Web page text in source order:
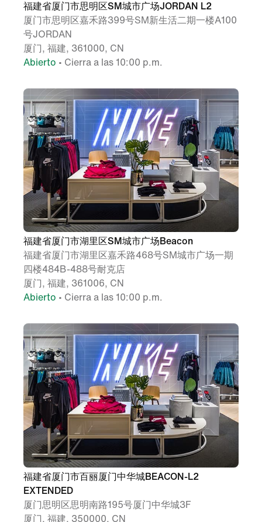
福建省厦门市思明区SM城市广场JORDAN L2
厦门市思明区嘉禾路399号SM新生活二期一楼A100
号JORDAN
厦门, 福建, 361000, CN
Abierto • Cierra a las 10:00 p.m.
福建省厦门市湖里区SM城市广场Beacon
福建省厦门市湖里区嘉禾路468号SM城市广场一期
四楼484B-488号耐克店
厦门, 福建, 361006, CN
Abierto • Cierra a las 10:00 p.m.
福建省厦门市百丽厦门中华城BEACON-L2
EXTENDED
厦门思明区思明南路195号厦门中华城3F
厦门, 福建, 350000, CN